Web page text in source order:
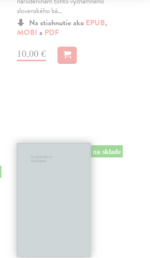
slovenského bá...
Na stiahnutie ako EPUB,
MOBI a PDF
10,00 €
na sklade